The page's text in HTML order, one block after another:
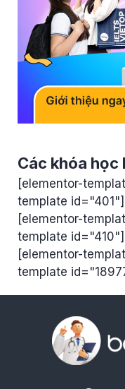
Các khóa học
[elementor-
template
[elementor-
template
[elementor-
template